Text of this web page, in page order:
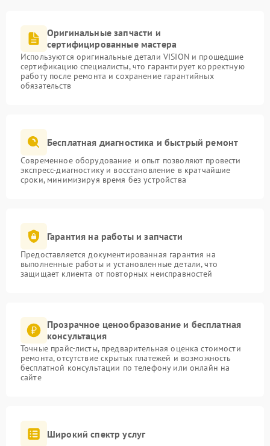
Оригинальные запчасти и
сертифицированные мастера
Используются оригинальные детали VISION и прошедшие
сертификацию специалисты, что гарантирует корректную
работу после ремонта и сохранение гарантийных
обязательств
Бесплатная диагностика и быстрый ремонт
Современное оборудование и опыт позволяют провести
экспресс-диагностику и восстановление в кратчайшие
сроки, минимизируя время без устройства
Гарантия на работы и запчасти
Предоставляется документированная гарантия на
выполненные работы и установленные детали, что
защищает клиента от повторных неисправностей
Прозрачное ценообразование и бесплатная
консультация
Точные прайс-листы, предварительная оценка стоимости
ремонта, отсутствие скрытых платежей и возможность
бесплатной консультации по телефону или онлайн на
сайте
Широкий спектр услуг